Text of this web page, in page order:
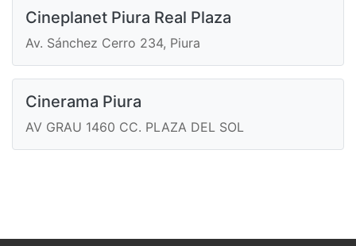
Cineplanet Piura Real Plaza
Av. Sánchez Cerro 234, Piura
Cinerama Piura
AV GRAU 1460 CC. PLAZA DEL SOL